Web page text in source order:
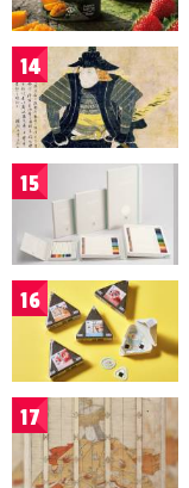
14
15
16
17